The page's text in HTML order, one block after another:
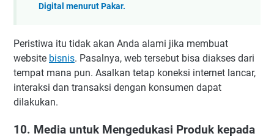
Digital menurut Pakar.
Peristiwa itu tidak akan Anda alami jika membuat
website bisnis. Pasalnya, web tersebut bisa diakses dari
tempat mana pun. Asalkan tetap koneksi internet lancar,
interaksi dan transaksi dengan konsumen dapat
dilakukan.
10. Media untuk Mengedukasi Produk kepada